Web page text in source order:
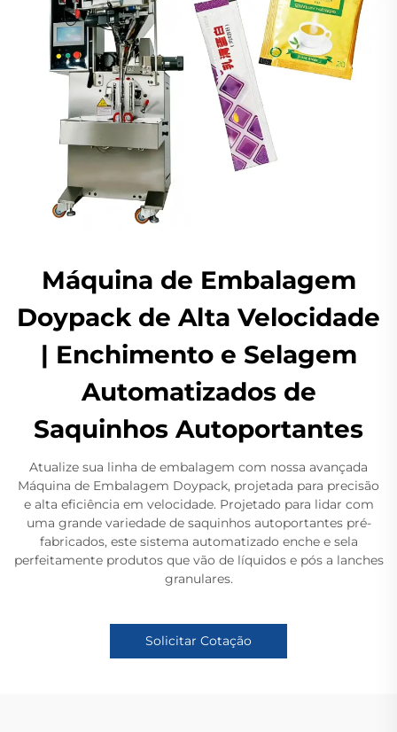
Máquina de Embalagem
Doypack de Alta Velocidade
| Enchimento e Selagem
Automatizados de
Saquinhos Autoportantes
Atualize sua linha de embalagem com nossa avançada
Máquina de Embalagem Doypack, projetada para precisão
e alta eficiência em velocidade. Projetado para lidar com
uma grande variedade de saquinhos autoportantes pré-
fabricados, este sistema automatizado enche e sela
perfeitamente produtos que vão de líquidos e pós a lanches
granulares.
Solicitar Cotação